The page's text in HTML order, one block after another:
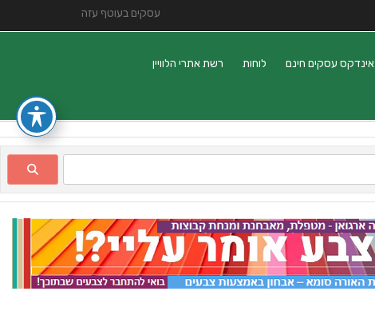
עסקים בעוטף עזה
אינדקס עסקים חינם לוחות רשת אתרי הלוויין